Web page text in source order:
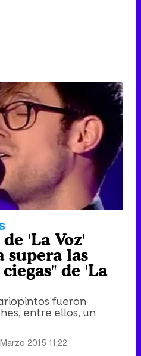
'La Voz'
las
de 'La
fueron
entre ellos, un
2015 11:22